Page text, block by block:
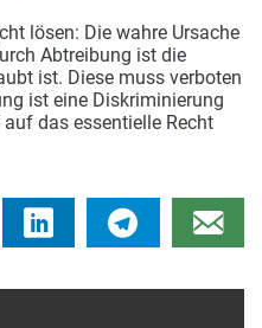
lösen: Die wahre Ursache
Abtreibung ist die
ist. Diese muss verboten
ist eine Diskriminierung
das essentielle Recht